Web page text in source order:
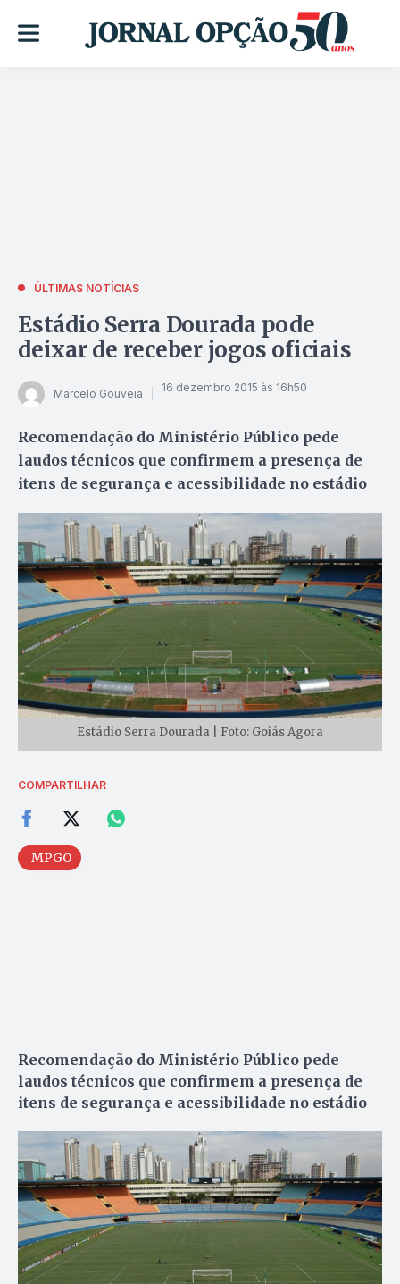
ÚLTIMAS NOTÍCIAS
Estádio Serra Dourada pode
deixar de receber jogos oficiais
Marcelo Gouveia 16 dezembro 2015 às 16h50
Recomendação do Ministério Público pede
laudos técnicos que confirmem a presença de
itens de segurança e acessibilidade no estádio
Estádio Serra Dourada | Foto: Goiás Agora
COMPARTILHAR
MPGO
Recomendação do Ministério Público pede
laudos técnicos que confirmem a presença de
itens de segurança e acessibilidade no estádio